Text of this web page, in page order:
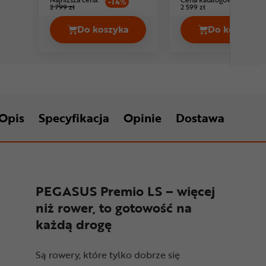
2 799 zł
Do koszyka
Rower trekkingowy damski
2 599 zł
Do koszyka
Rower
Specyfikacja Opinie Dostawa
PEGASUS Premio LS – więcej
niż rower, to gotowość na
każdą drogę
Są rowery, które tylko dobrze się